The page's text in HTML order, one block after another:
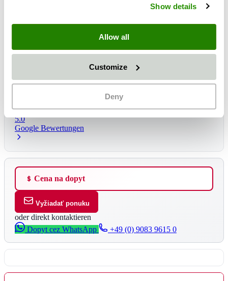
Show details
Allow all
Customize
Deny
Očakávané doručenie: št, 13 aug*
5.0
Google Bewertungen
Cena na dopyt
Vyžiadať ponuku
oder direkt kontaktieren
Dopyt cez WhatsApp
+49 (0) 9083 9615 0